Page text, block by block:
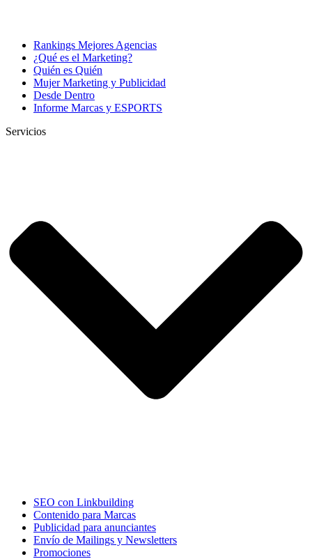
Rankings Mejores Agencias
¿Qué es el Marketing?
Quién es Quién
Mujer Marketing y Publicidad
Desde Dentro
Informe Marcas y ESPORTS
Servicios
SEO con Linkbuilding
Contenido para Marcas
Publicidad para anunciantes
Envío de Mailings y Newsletters
Promociones